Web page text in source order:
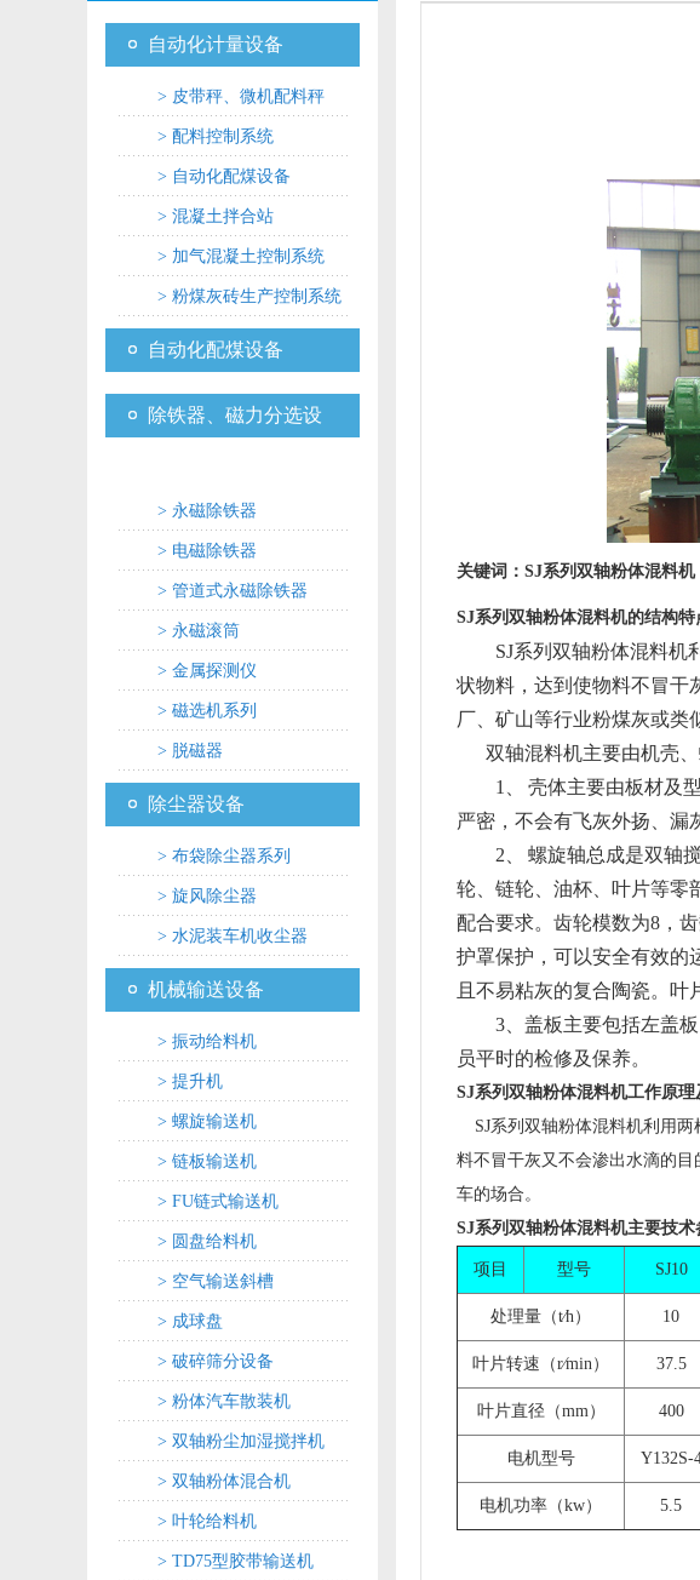
自动化计量设备
> 皮带秤、微机配料秤
> 配料控制系统
> 自动化配煤设备
> 混凝土拌合站
> 加气混凝土控制系统
> 粉煤灰砖生产控制系统
自动化配煤设备
除铁器、磁力分选设
> 永磁除铁器
> 电磁除铁器
> 管道式永磁除铁器
> 永磁滚筒
> 金属探测仪
> 磁选机系列
> 脱磁器
除尘器设备
> 布袋除尘器系列
> 旋风除尘器
> 水泥装车机收尘器
机械输送设备
> 振动给料机
> 提升机
> 螺旋输送机
> 链板输送机
> FU链式输送机
> 圆盘给料机
> 空气输送斜槽
> 成球盘
> 破碎筛分设备
> 粉体汽车散装机
> 双轴粉尘加湿搅拌机
> 双轴粉体混合机
> 叶轮给料机
> TD75型胶带输送机
关键词：SJ系列双轴粉体混料机
SJ系列双轴粉体混料机的结构特
SJ系列双轴粉体混料机利
状物料，达到使物料不冒干
厂、矿山等行业粉煤灰或类
双轴混料机主要由机壳、
1、 壳体主要由板材及型
严密，不会有飞灰外扬、漏
2、 螺旋轴总成是双轴搅
轮、链轮、油杯、叶片等零
配合要求。齿轮模数为8，
护罩保护，可以安全有效的
且不易粘灰的复合陶瓷。叶
3、盖板主要包括左盖板
员平时的检修及保养。
SJ系列双轴粉体混料机工作原理
SJ系列双轴粉体混料机利用
料不冒干灰又不会渗出水滴的
车的场合。
SJ系列双轴粉体混料机主要技术
项目 型号 SJ10
处理量（t∕h） 10
叶片转速（r∕min） 37.5
叶片直径（mm） 400
电机型号 Y132S-
电机功率（kw） 5.5